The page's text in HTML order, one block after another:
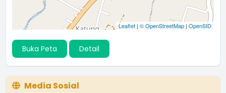
Leaflet | © OpenStreetMap | OpenSID
Buka Peta Detail
Media Sosial